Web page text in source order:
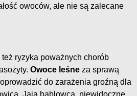
owoców, ale nie są zalecane
ryzyka poważnych chorób
Owoce leśne za sprawą
do zarażenia groźną dla